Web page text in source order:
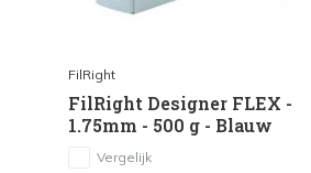
FilRight
FilRight Designer FLEX -
1.75mm - 500 g - Blauw
Vergelijk